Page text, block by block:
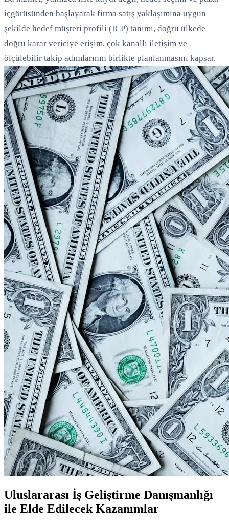
içgörüsünden başlayarak firma satış yaklaşımına uygun
şekilde hedef müşteri profili (ICP) tanımı, doğru ülkede
doğru karar vericiye erişim, çok kanallı iletişim ve
ölçülebilir takip adımlarının birlikte planlanmasını kapsar.
Uluslararası İş Geliştirme Danışmanlığı
ile Elde Edilecek Kazanımlar